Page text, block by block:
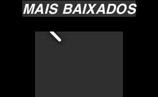
MAIS BAIXADOS